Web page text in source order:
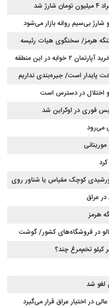
شد
تنگه هرمز/ سخنگوی هیات رئیسه
در تنگه، در آستانه نهایی شدن
لیست قیمت خرید مسکن در نازی‌آباد/ خرید آپارتمان ۲ خوابه در این منطقه
پایدار است/ جیره‌بندی نداریم
اختلال در دسترس است
فوری در اوکراین شد
می‌رود
کوچک مقیاس یا شناور روی
عراق
هرمز
در فروشگاه‌های کشور/ گوشت
با چه قیمتی به فروش می‌رود؟
تخم‌مرغ چند؟
لغو شد
در اختیار عراق قرار می‌گیرد